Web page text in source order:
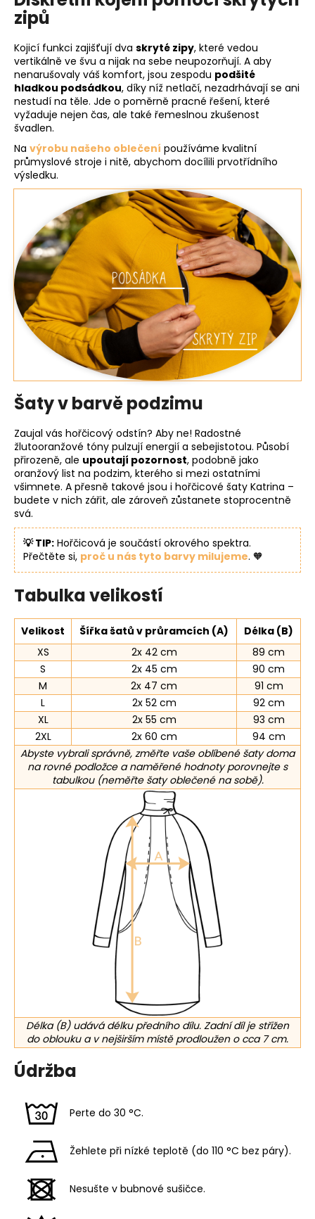
zipů
Kojicí funkci zajišťují dva skryté zipy, které vedou
vertikálně ve švu a nijak na sebe neupozorňují. A aby
nenarušovaly váš komfort, jsou zespodu podšité
hladkou podsádkou, díky níž netlačí, nezadrhávají se ani
nestudí na těle. Jde o poměrně pracné řešení, které
vyžaduje nejen čas, ale také řemeslnou zkušenost
švadlen.
Na výrobu našeho oblečení používáme kvalitní
průmyslové stroje i nitě, abychom docílili prvotřídního
výsledku.
Šaty v barvě podzimu
Zaujal vás hořčicový odstín? Aby ne! Radostné
žlutooranžové tóny pulzují energií a sebejistotou. Působí
přirozeně, ale upoutají pozornost, podobně jako
oranžový list na podzim, kterého si mezi ostatními
všimnete. A přesně takové jsou i hořčicové šaty Katrina –
budete v nich zářit, ale zároveň zůstanete stoprocentně
svá.
💡 TIP: Hořčicová je součástí okrového spektra.
Přečtěte si, proč u nás tyto barvy milujeme. 🧡
Tabulka velikostí
Velikost Šířka šatů v průramcích (A)
Délka (B)
XS
2x 42 cm
89 cm
S
2x 45 cm
90 cm
M
2x 47 cm
91 cm
L
2x 52 cm
92 cm
XL
2x 55 cm
93 cm
2XL
2x 60 cm
94 cm
Abyste vybrali správně, změřte vaše oblíbené šaty doma
na rovné podložce a naměřené hodnoty porovnejte s
tabulkou (neměřte šaty oblečené na sobě).
Délka (B) udává délku předního dílu. Zadní díl je střižen
do oblouku a v nejširším místě prodloužen o cca 7 cm.
Údržba
Perte do 30 °C.
Žehlete při nízké teplotě (do 110 °C bez páry).
Nesušte v bubnové sušičce.